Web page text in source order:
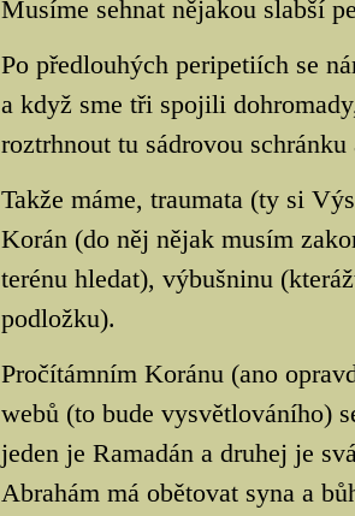
Musíme sehnat nějakou slabší
Po předlouhých peripetiích se
a když sme tři spojili
roztrhnout tu sádrovou
Takže máme, traumata (ty si
Korán (do něj nějak musím
terénu hledat), výbušninu
podložku).
Pročítámním Koránu (ano
webů (to bude vysvětlováního)
jeden je Ramadán a druhej je
Abrahám má obětovat syna a